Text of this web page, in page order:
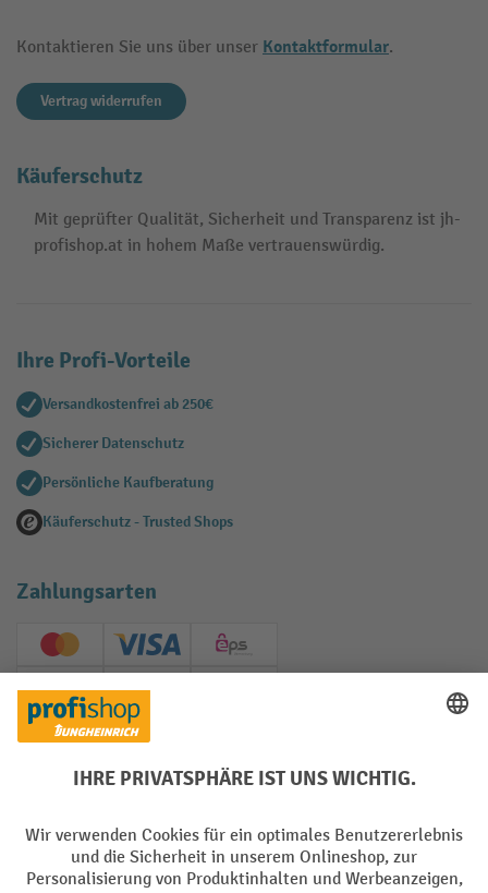
Kontaktieren Sie uns über unser Kontaktformular.
Vertrag widerrufen
Käuferschutz
Mit geprüfter Qualität, Sicherheit und Transparenz ist jh-
profishop.at in hohem Maße vertrauenswürdig.
Ihre Profi-Vorteile
Versandkostenfrei ab 250€
Sicherer Datenschutz
Persönliche Kaufberatung
Käuferschutz - Trusted Shops
Zahlungsarten
Creditcard (Master)Creditcard (Visa)
EPS
PayPal
Soziale Netzwerke